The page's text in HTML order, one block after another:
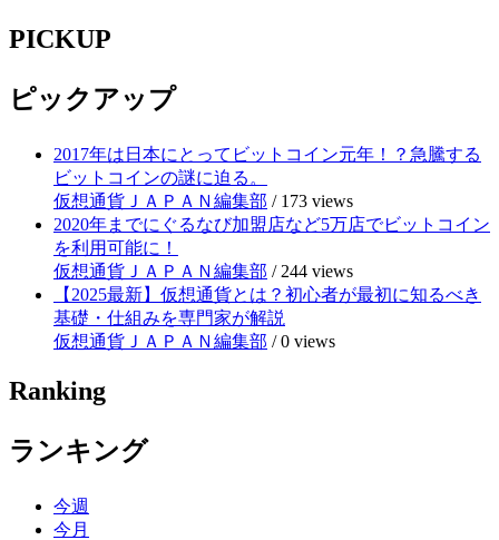
PICKUP
ピックアップ
2017年は日本にとってビットコイン元年！？急騰する
ビットコインの謎に迫る。
仮想通貨ＪＡＰＡＮ編集部 / 173 views
2020年までにぐるなび加盟店など5万店でビットコイン
を利用可能に！
仮想通貨ＪＡＰＡＮ編集部 / 244 views
【2025最新】仮想通貨とは？初心者が最初に知るべき
基礎・仕組みを専門家が解説
仮想通貨ＪＡＰＡＮ編集部 /0 views
Ranking
ランキング
今週
今月